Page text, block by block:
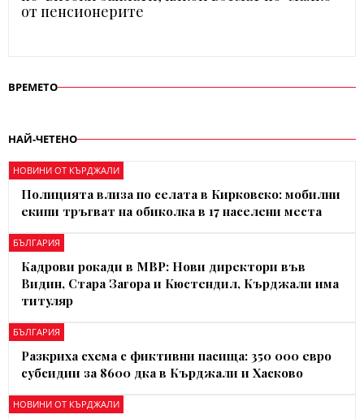
от пенсионерите
ВРЕМЕТО
НАЙ-ЧЕТЕНО
НОВИНИ ОТ КЪРДЖАЛИ
Полицията влиза по селата в Кирковско: мобилни
екипи тръгват на обиколка в 17 населени места
БЪЛГАРИЯ
Кадрови рокади в МВР: Нови директори във
Видин, Стара Загора и Кюстендил, Кърджали има
титуляр
БЪЛГАРИЯ
Разкриха схема с фиктивни пасища: 350 000 евро
субсидии за 8600 дка в Кърджали и Хасково
НОВИНИ ОТ КЪРДЖАЛИ